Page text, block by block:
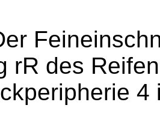
rR des